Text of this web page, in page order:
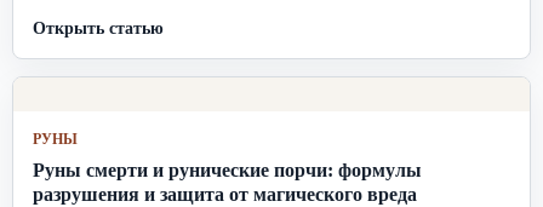
Открыть статью
РУНЫ
Руны смерти и рунические порчи: формулы
разрушения и защита от магического вреда